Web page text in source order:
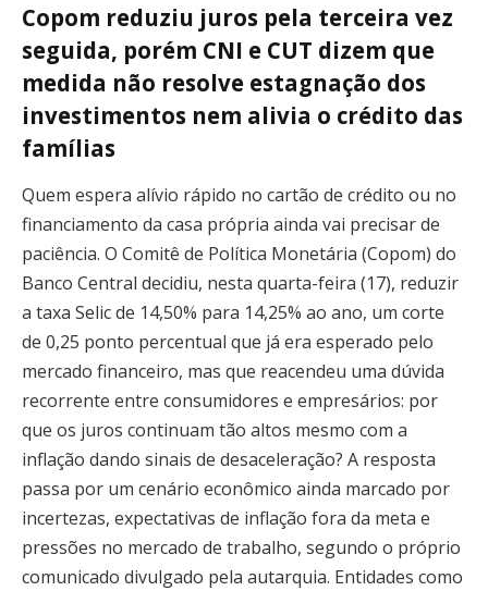
Copom reduziu juros pela terceira vez
seguida, porém CNI e CUT dizem que
medida não resolve estagnação dos
investimentos nem alivia o crédito das
famílias
Quem espera alívio rápido no cartão de crédito ou no
financiamento da casa própria ainda vai precisar de
paciência. O Comitê de Política Monetária (Copom) do
Banco Central decidiu, nesta quarta-feira (17), reduzir
a taxa Selic de 14,50% para 14,25% ao ano, um corte
de 0,25 ponto percentual que já era esperado pelo
mercado financeiro, mas que reacendeu uma dúvida
recorrente entre consumidores e empresários: por
que os juros continuam tão altos mesmo com a
inflação dando sinais de desaceleração? A resposta
passa por um cenário econômico ainda marcado por
incertezas, expectativas de inflação fora da meta e
pressões no mercado de trabalho, segundo o próprio
comunicado divulgado pela autarquia. Entidades como